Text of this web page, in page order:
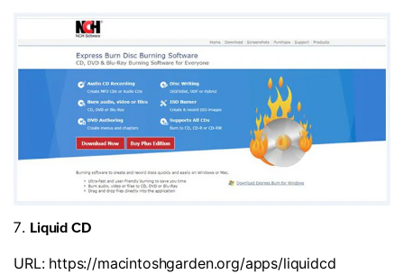
Liquid CD
URL: https://macintoshgarden.org/apps/liquidcd